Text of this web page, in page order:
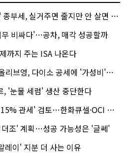
세, 실거주면 줄지만 안 살면 2.5배
비싸다'…공차, 매각 성공할까
까지 주는 ISA 나온다
영, 다이소 공세에 '가성비'로 맞불
, '눈물 세럼' 생산 중단한다
관세' 검토…한화큐셀·OCI 영향은?
조' 계획…성공 가능성은 '글쎄'
레이' 지분 더 사는 이유